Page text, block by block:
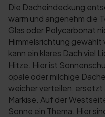
Die Dacheindeckung
warm und angenehm die
Glas oder Polycarbonat
Himmelsrichtung
kann ein klares Dach viel
Hitze. Hier ist
opale oder milchige
weicher verteilen,
Markise. Auf der
Sonne ein Thema. Hier